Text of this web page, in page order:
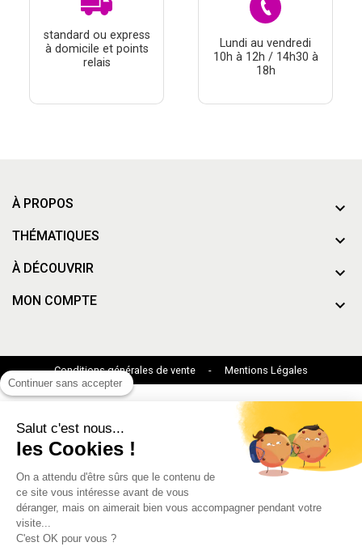
standard ou express
à domicile et points
relais
Lundi au vendredi
10h à 12h / 14h30 à
18h
À PROPOS
THÉMATIQUES
À DÉCOUVRIR
MON COMPTE
Conditions générales de vente -
Mentions Légales
Continuer sans accepter
Salut c'est nous...
les Cookies !
On a attendu d'être sûrs que le contenu de
ce site vous intéresse avant de vous
déranger, mais on aimerait bien vous accompagner pendant votre
visite...
C'est OK pour vous ?